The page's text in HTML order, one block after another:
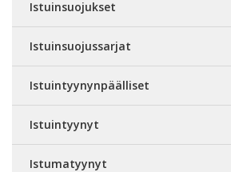
Istuinsuojukset
Istuinsuojussarjat
Istuintyynynpäälliset
Istuintyynyt
Istumatyynyt